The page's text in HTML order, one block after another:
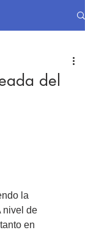
del
la
nivel de
en